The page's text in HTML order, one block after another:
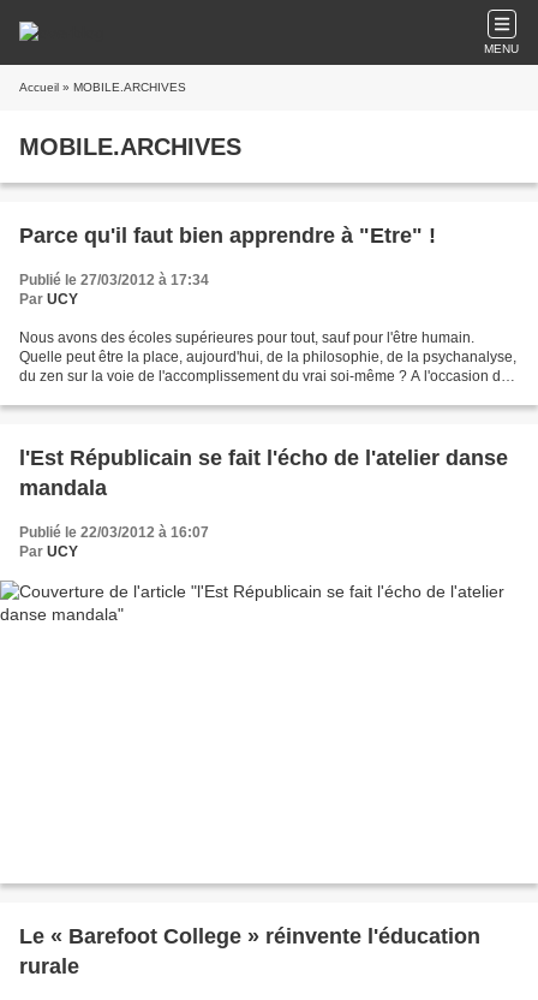
MENU
Accueil » MOBILE.ARCHIVES
MOBILE.ARCHIVES
Parce qu'il faut bien apprendre à "Etre" !
Publié le 27/03/2012 à 17:34
Par UCY
Nous avons des écoles supérieures pour tout, sauf pour l'être humain.
Quelle peut être la place, aujourd'hui, de la philosophie, de la psychanalyse,
du zen sur la voie de l'accomplissement du vrai soi-même ? A l'occasion de
l'Est Républicain se fait l'écho de l'atelier danse
mandala
Publié le 22/03/2012 à 16:07
Par UCY
Le « Barefoot College » réinvente l'éducation
rurale